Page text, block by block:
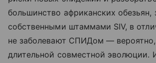
большинство африканских обезьян,
собственными штаммами SIV, в
не заболевают СПИДом — вероятно,
длительной совместной эволюции.